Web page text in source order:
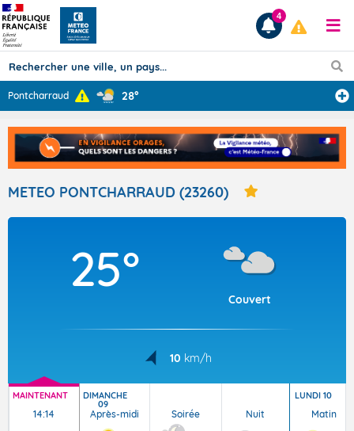
Prévisions
TOUS LES RÉSULTATS
Articles
4
Pontcharraud 28°
METEO PONTCHARRAUD (23260)
25°
Couvert
10 km/h
MAINTENANT
14:14
DIMANCHE
09
Après-midi Soirée Nuit
LUNDI 10
Matin